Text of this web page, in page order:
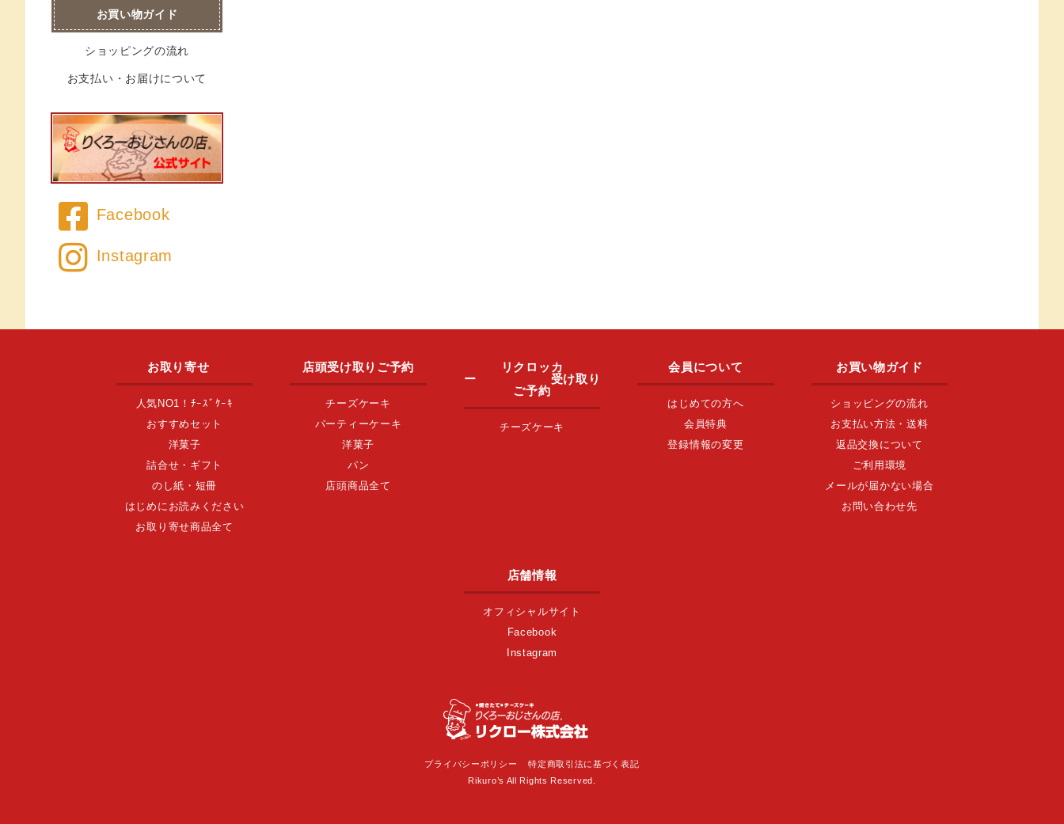
お買い物ガイド
ショッピングの流れ
お支払い・お届けについて
Facebook
Instagram
お取り寄せ
人気NO1！ﾁｰｽﾞｹｰｷ
おすすめセット
洋菓子
詰合せ・ギフト
のし紙・短冊
はじめにお読みください
お取り寄せ商品全て
店頭受け取りご予約
チーズケーキ
パーティーケーキ
洋菓子
パン
店頭商品全て
リクロッカ
ー 受け取り
ご予約
チーズケーキ
会員について
はじめての方へ
会員特典
登録情報の変更
お買い物ガイド
ショッピングの流れ
お支払い方法・送料
返品交換について
ご利用環境
メールが届かない場合
お問い合わせ先
店舗情報
オフィシャルサイト
Facebook
Instagram
プライバシーポリシー
特定商取引法に基づく表記
Rikuro’s All Rights Reserved.